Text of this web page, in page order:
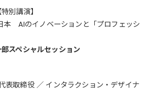
別講演】
本 AIのイノベーションと「プロフェッシ
スペシャルセッション
表取締役 ／ インタラクション・デザイナ